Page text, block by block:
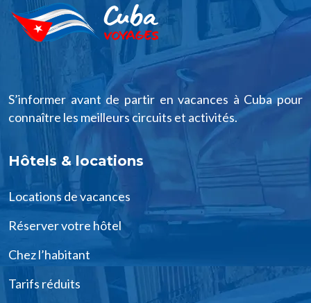
S’informer avant de partir en vacances à Cuba pour
connaître les meilleurs circuits et activités.
Hôtels & locations
Locations de vacances
Réserver votre hôtel
Chez l’habitant
Tarifs réduits